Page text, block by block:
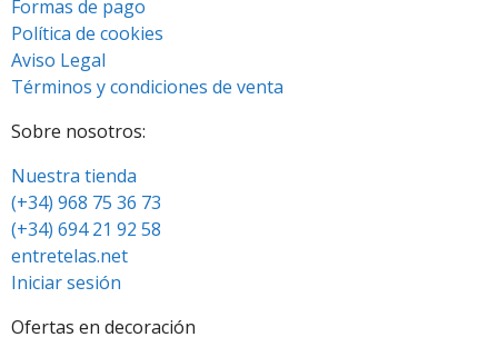
Formas de pago
Política de cookies
Aviso Legal
Términos y condiciones de venta
Sobre nosotros:
Nuestra tienda
(+34) 968 75 36 73
(+34) 694 21 92 58
entretelas.net
Iniciar sesión
Ofertas en decoración